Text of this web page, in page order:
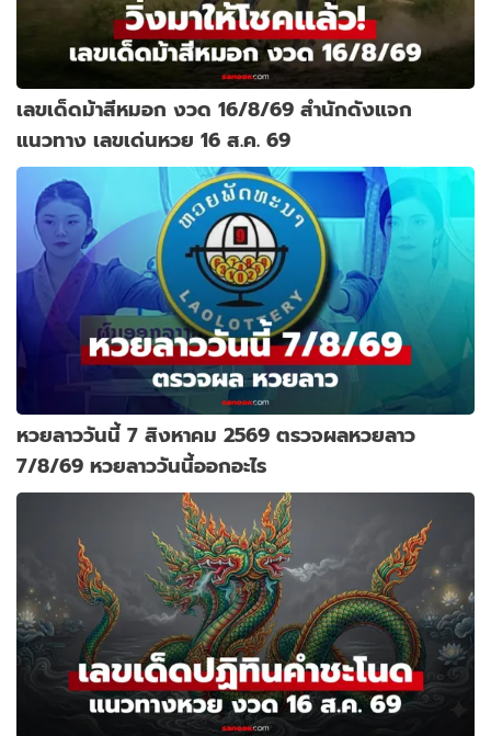
เลขเด็ดม้าสีหมอก งวด 16/8/69 สำนักดังแจก
แนวทาง เลขเด่นหวย 16 ส.ค. 69
หวยลาววันนี้ 7 สิงหาคม 2569 ตรวจผลหวยลาว
7/8/69 หวยลาววันนี้ออกอะไร